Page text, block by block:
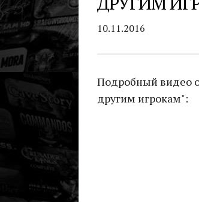
10.11.2016
Подробный видео
другим игрокам":